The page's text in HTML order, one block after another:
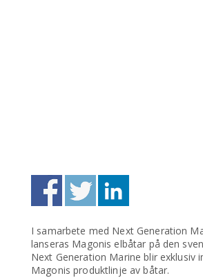
I samarbete med Next Generation
lanseras Magonis elbåtar på den
Next Generation Marine blir exklusiv
Magonis produktlinje av båtar.